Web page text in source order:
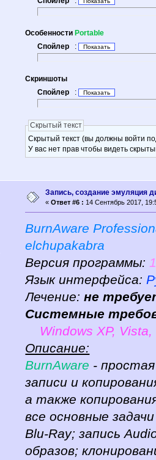
ОсобенностиPortable
Спойлер
:
Скриншоты
Спойлер
:
Скрытый текст
Скрытый текст (вы должны войти
У вас нет прав чтобы видеть
Запись, создание эмуляция
« Ответ #6 : 14 Сентябрь 2017,
BurnAware
elchupakabra
Версия программы:
Язык интерфейса:
Лечение: не
Системные
Windows XP,
Описание:
BurnAware -
записи и
а также
все основные
Blu-Ray; запись
образов;